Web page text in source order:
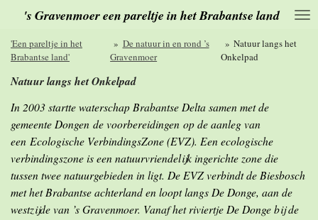
naar
de
's Gravenmoer een pareltje in het Brabantse land
'Een pareltje in het
Brabantse land'
» De natuur in en rond ’s
Gravenmoer
» Natuur langs het
Onkelpad
Natuur langs het Onkelpad
In 2003 startte waterschap Brabantse Delta samen met de
gemeente Dongen de voorbereidingen op de aanleg van
een Ecologische VerbindingsZone (EVZ). Een ecologische
verbindingszone is een natuurvriendelijk ingerichte zone die
tussen twee natuurgebieden in ligt. De EVZ verbindt de Biesbosch
met het Brabantse achterland en loopt langs De Donge, aan de
westzijde van ’s Gravenmoer. Vanaf het riviertje De Donge bij de